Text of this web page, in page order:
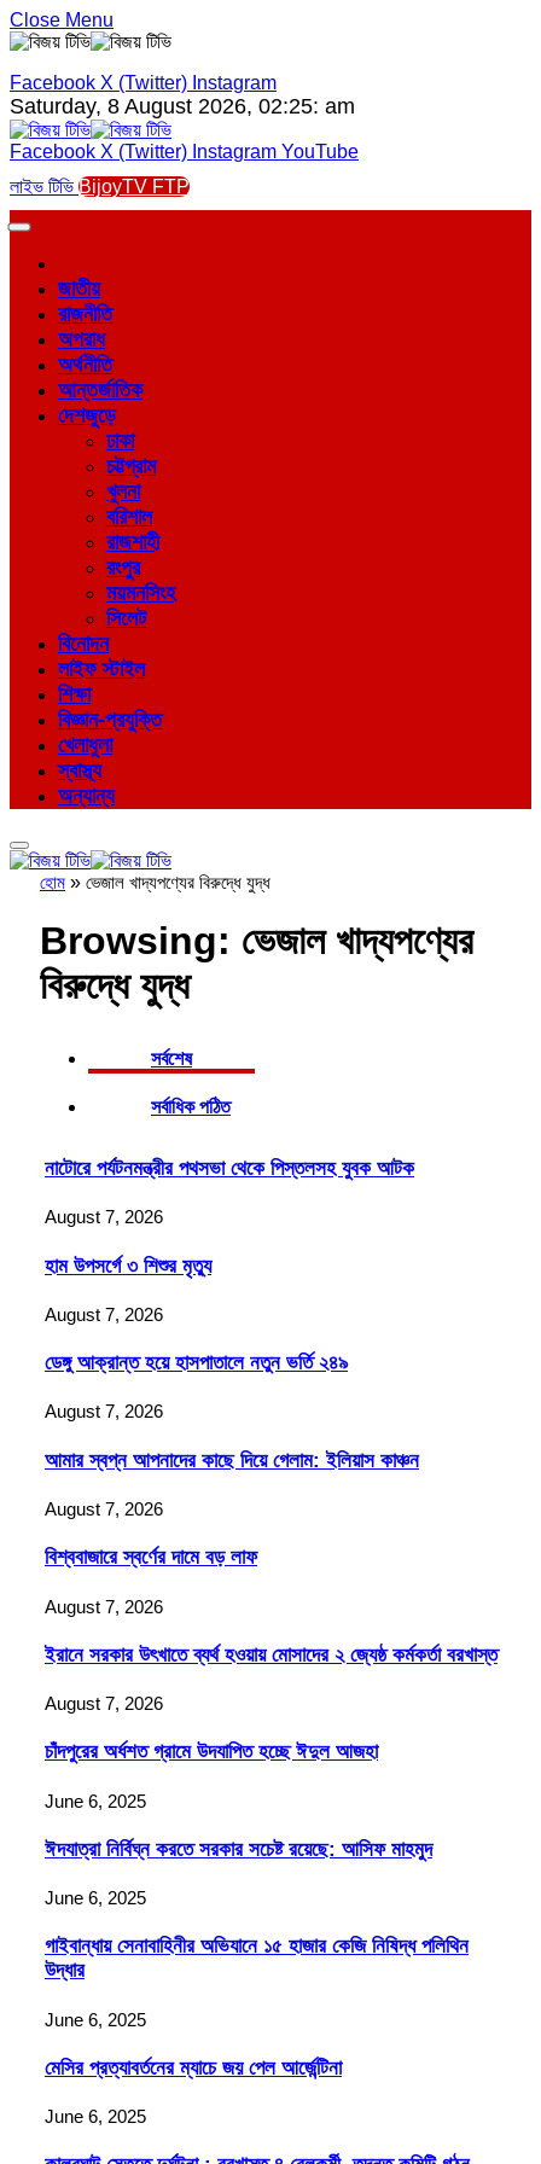
Close Menu
Facebook X (Twitter) Instagram
Saturday, 8 August 2026, 02:25: am
Facebook X (Twitter) Instagram YouTube
লাইভ টিভি BijoyTV FTP
জাতীয়
রাজনীতি
অপরাধ
অর্থনীতি
আন্তর্জাতিক
দেশজুড়ে
ঢাকা
চট্টগ্রাম
খুলনা
বরিশাল
রাজশাহী
রংপুর
ময়মনসিংহ
সিলেট
বিনোদন
লাইফ স্টাইল
শিক্ষা
বিজ্ঞান-প্রযুক্তি
খেলাধুলা
স্বাস্থ্য
অন্যান্য
হোম » ভেজাল খাদ্যপণ্যের বিরুদ্ধে যুদ্ধ
Browsing: ভেজাল খাদ্যপণ্যের
বিরুদ্ধে যুদ্ধ
সর্বশেষ
সর্বাধিক পঠিত
নাটোরে পর্যটনমন্ত্রীর পথসভা থেকে পিস্তলসহ যুবক আটক
August 7, 2026
হাম উপসর্গে ৩ শিশুর মৃত্যু
August 7, 2026
ডেঙ্গু আক্রান্ত হয়ে হাসপাতালে নতুন ভর্তি ২৪৯
August 7, 2026
আমার স্বপ্ন আপনাদের কাছে দিয়ে গেলাম: ইলিয়াস কাঞ্চন
August 7, 2026
বিশ্ববাজারে স্বর্ণের দামে বড় লাফ
August 7, 2026
ইরানে সরকার উৎখাতে ব্যর্থ হওয়ায় মোসাদের ২ জ্যেষ্ঠ কর্মকর্তা বরখাস্ত
August 7, 2026
চাঁদপুরের অর্ধশত গ্রামে উদযাপিত হচ্ছে ঈদুল আজহা
June 6, 2025
ঈদযাত্রা নির্বিঘ্ন করতে সরকার সচেষ্ট রয়েছে: আসিফ মাহমুদ
June 6, 2025
গাইবান্ধায় সেনাবাহিনীর অভিযানে ১৫ হাজার কেজি নিষিদ্ধ পলিথিন
উদ্ধার
June 6, 2025
মেসির প্রত্যাবর্তনের ম্যাচে জয় পেল আর্জেন্টিনা
June 6, 2025